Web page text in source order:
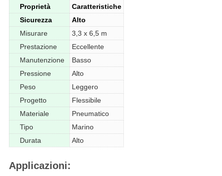
Proprietà
Caratteristiche
Sicurezza
Alto
Misurare
3,3 x 6,5 m
Prestazione
Eccellente
Manutenzione
Basso
Pressione
Alto
Peso
Leggero
Progetto
Flessibile
Materiale
Pneumatico
Tipo
Marino
Durata
Alto
Applicazioni: